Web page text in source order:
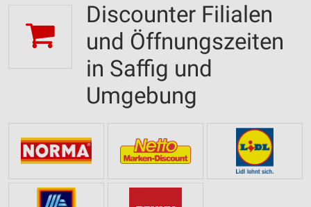
Discounter Filialen
und Öffnungszeiten
in Saffig und
Umgebung